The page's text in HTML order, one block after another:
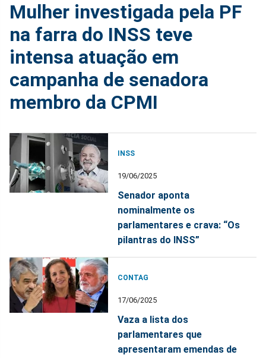
Mulher investigada pela PF
na farra do INSS teve
intensa atuação em
campanha de senadora
membro da CPMI
INSS
19/06/2025
Senador aponta
nominalmente os
parlamentares e crava: “Os
pilantras do INSS”
CONTAG
17/06/2025
Vaza a lista dos
parlamentares que
apresentaram emendas de